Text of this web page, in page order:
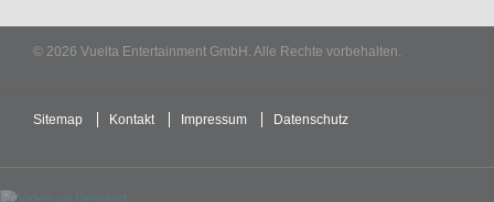
© 2026 Vuelta Entertainment GmbH. Alle Rechte vorbehalten.
Sitemap Kontakt Impressum Datenschutz